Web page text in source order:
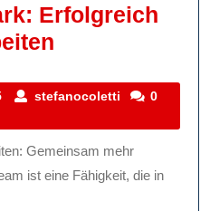
Erfolgreich
Erfolgreich
Team
Zu
23
2025
stefanocoletti stefanocoletti
0
ist eine Fähigkeit, die in